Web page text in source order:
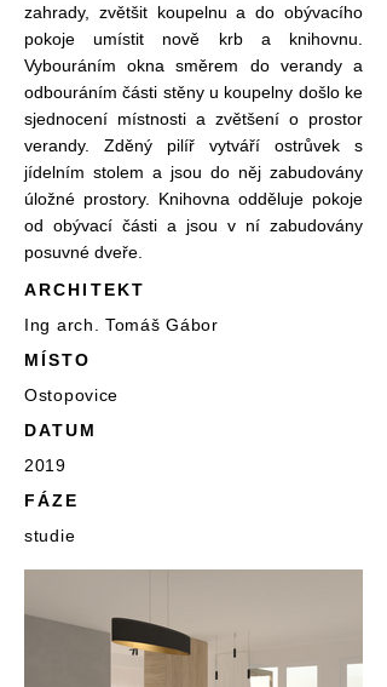
zahrady, zvětšit koupelnu a do obývacího
pokoje umístit nově krb a knihovnu.
Vybouráním okna směrem do verandy a
odbouráním části stěny u koupelny došlo ke
sjednocení místnosti a zvětšení o prostor
verandy. Zděný pilíř vytváří ostrůvek s
jídelním stolem a jsou do něj zabudovány
úložné prostory. Knihovna odděluje pokoje
od obývací části a jsou v ní zabudovány
posuvné dveře.
ARCHITEKT
Ing arch. Tomáš Gábor
MÍSTO
Ostopovice
DATUM
2019
FÁZE
studie